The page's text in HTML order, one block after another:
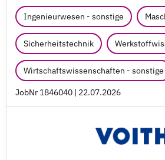
Ingenieurwesen - sonstige
Sicherheitstechnik
Wirtschaftswissenschaften - sonstige
JobNr 1846040 | 22.07.2026